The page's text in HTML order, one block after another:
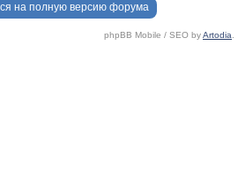
на полную версию форума
phpBB Mobile / SEO byArtodia